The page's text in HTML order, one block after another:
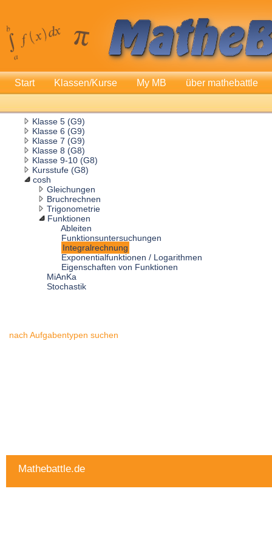
Start Klassen/Kurse My MB über mathebattle
Klasse 5 (G9)
Klasse 6 (G9)
Klasse 7 (G9)
Klasse 8 (G8)
Klasse 9-10 (G8)
Kursstufe (G8)
cosh
Gleichungen
Bruchrechnen
Trigonometrie
Funktionen
Ableiten
Funktionsuntersuchungen
Integralrechnung
Exponentialfunktionen / Logarithmen
Eigenschaften von Funktionen
MiAnKa
Stochastik
nach Aufgabentypen suchen
Mathebattle.de